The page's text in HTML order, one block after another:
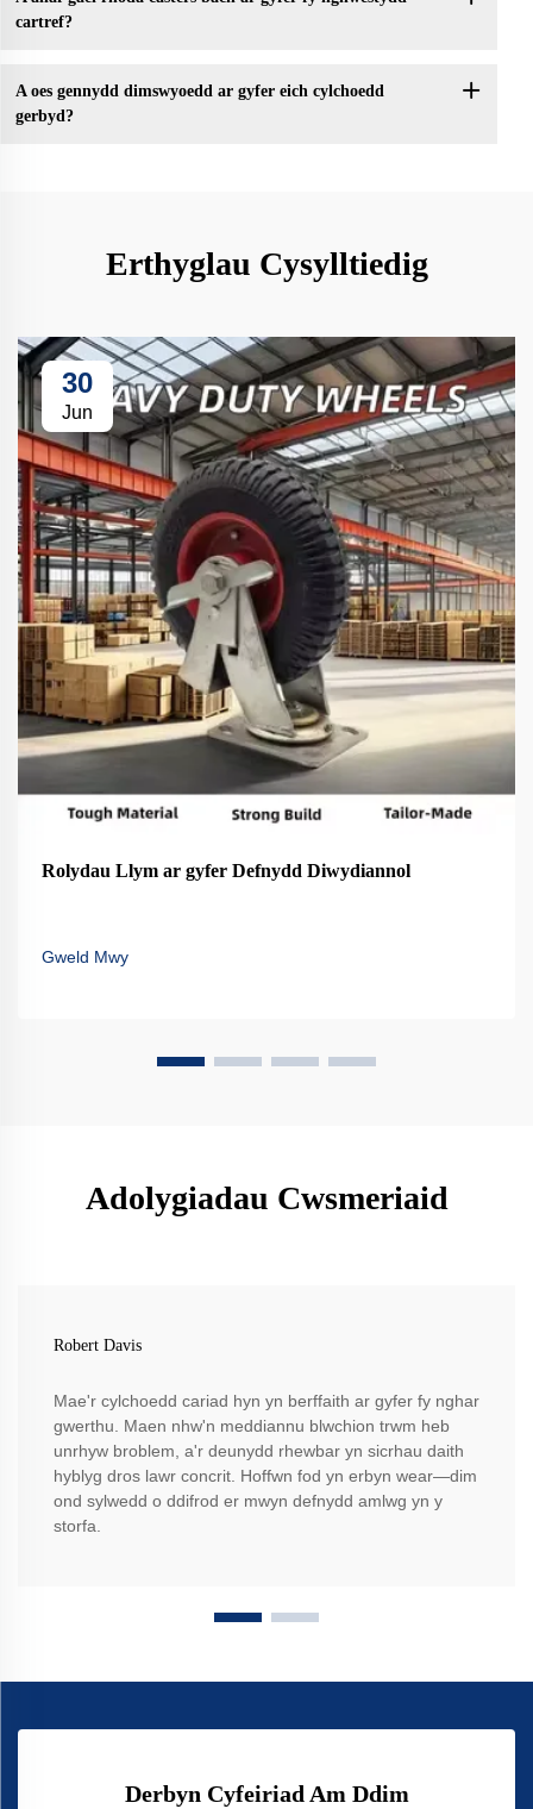
cartref?
A oes gennydd dimswyoedd ar gyfer eich cylchoedd
gerbyd?
Erthyglau Cysylltiedig
30
Jun
Rolydau Llym ar gyfer Defnydd Diwydiannol
Gweld Mwy
Adolygiadau Cwsmeriaid
Robert Davis
Mae'r cylchoedd cariad hyn yn berffaith ar gyfer fy nghar
gwerthu. Maen nhw'n meddiannu blwchion trwm heb
unrhyw broblem, a'r deunydd rhewbar yn sicrhau daith
hyblyg dros lawr concrit. Hoffwn fod yn erbyn wear—dim
ond sylwedd o ddifrod er mwyn defnydd amlwg yn y
storfa.
Derbyn Cyfeiriad Am Ddim